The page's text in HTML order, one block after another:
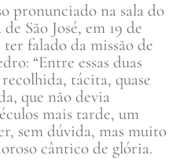
pronunciado na sala do
São José, em 19 de
falado da missão de
“Entre essas duas
recolhida, tácita, quase
que não devia
mais tarde, um
sem dúvida, mas muito
cântico de glória.